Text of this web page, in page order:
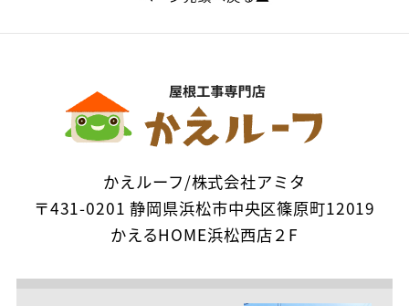
かえルーフ/株式会社アミタ
〒431-0201 静岡県浜松市中央区篠原町12019
かえるHOME浜松西店２F